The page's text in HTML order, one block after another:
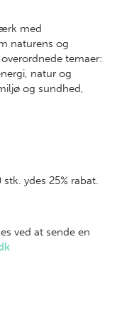
med
naturens og
temaer:
natur og
og sundhed,
ydes 25% rabat.
ved at sende en